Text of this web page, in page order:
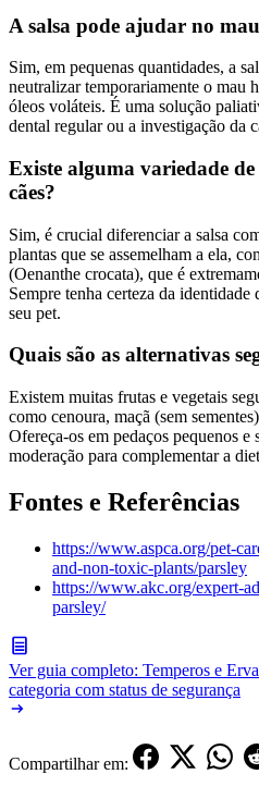
A salsa pode ajudar no
Sim, em pequenas quantidades, a
neutralizar temporariamente o mau
óleos voláteis. É uma solução
dental regular ou a investigação da
Existe alguma variedade
cães?
Sim, é crucial diferenciar a salsa
plantas que se assemelham a ela,
(Oenanthe crocata), que é
Sempre tenha certeza da identidade
seu pet.
Quais são as alternativas
Existem muitas frutas e vegetais
como cenoura, maçã (sem
Ofereça-os em pedaços pequenos e
moderação para complementar a
Fontes e Referências
https://www.aspca.org/pet-
and-non-toxic-plants/parsley
https://www.akc.org/expert-
parsley/
Ver guia completo: Temperos e
categoria com status de segurança
Compartilhar em: